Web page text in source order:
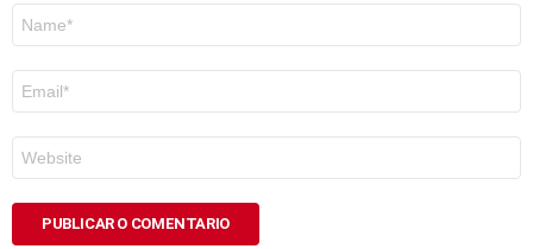
electrónico
*